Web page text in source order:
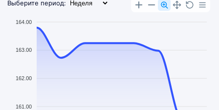
Выберите период:
164.00
163.00
162.00
161.00